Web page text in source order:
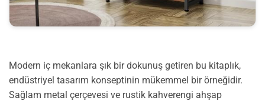
Modern iç mekanlara şık bir dokunuş getiren bu kitaplık,
endüstriyel tasarım konseptinin mükemmel bir örneğidir.
Sağlam metal çerçevesi ve rustik kahverengi ahşap